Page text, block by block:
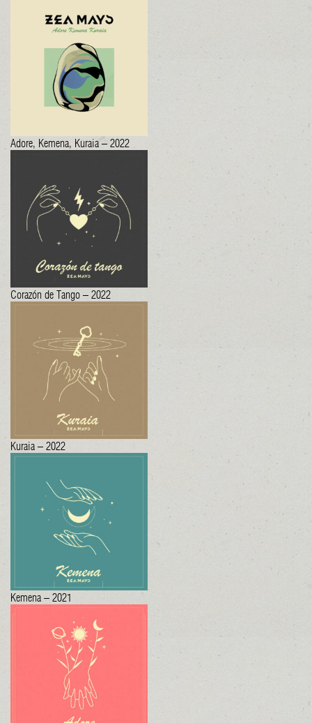
Adore, Kemena, Kuraia – 2022
Corazón de Tango – 2022
Kuraia – 2022
Kemena – 2021